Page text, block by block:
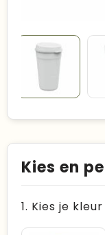
Kies en
1. Kies je kleur